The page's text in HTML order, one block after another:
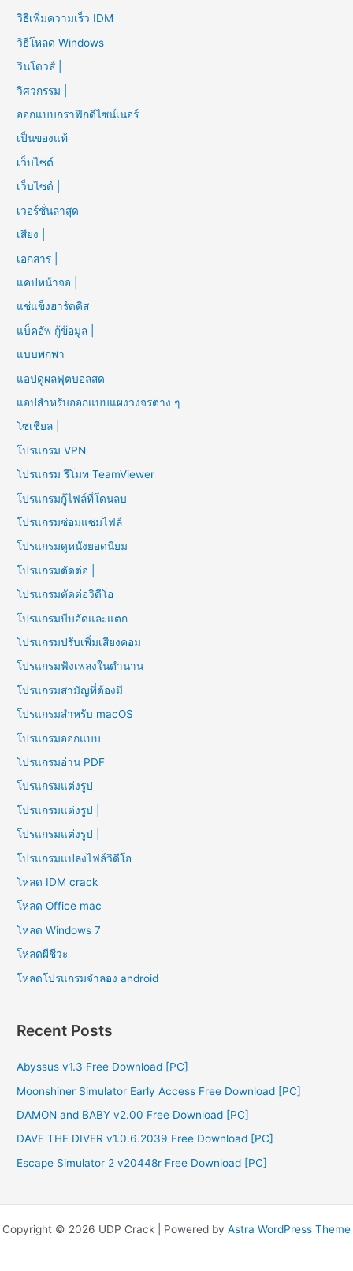
วิธีเพิ่มความเร็ว IDM
วิธีโหลด Windows
วินโดวส์ |
วิศวกรรม |
ออกแบบกราฟิกดีไซน์เนอร์
เป็นของแท้
เว็บไซต์
เว็บไซต์ |
เวอร์ชั่นล่าสุด
เสียง |
เอกสาร |
แคปหน้าจอ |
แช่แข็งฮาร์ดดิส
แบ็คอัพ กู้ข้อมูล |
แบบพกพา
แอปดูผลฟุตบอลสด
แอปสำหรับออกแบบแผงวงจรต่าง ๆ
โซเชียล |
โปรแกรม VPN
โปรแกรม รีโมท TeamViewer
โปรแกรมกู้ไฟล์ที่โดนลบ
โปรแกรมซ่อมแซมไฟล์
โปรแกรมดูหนังยอดนิยม
โปรแกรมตัดต่อ |
โปรแกรมตัดต่อวิดีโอ
โปรแกรมบีบอัดและแตก
โปรแกรมปรับเพิ่มเสียงคอม
โปรแกรมฟังเพลงในตำนาน
โปรแกรมสามัญที่ต้องมี
โปรแกรมสำหรับ macOS
โปรแกรมออกแบบ
โปรแกรมอ่าน PDF
โปรแกรมแต่งรูป
โปรแกรมแต่งรูป |
โปรแกรมแต่งรูป |
โปรแกรมแปลงไฟล์วิดีโอ
โหลด IDM crack
โหลด Office mac
โหลด Windows 7
โหลดผีชีวะ
โหลดโปรแกรมจําลอง android
Recent Posts
Abyssus v1.3 Free Download [PC]
Moonshiner Simulator Early Access Free Download [PC]
DAMON and BABY v2.00 Free Download [PC]
DAVE THE DIVER v1.0.6.2039 Free Download [PC]
Escape Simulator 2 v20448r Free Download [PC]
Copyright © 2026 UDP Crack | Powered by Astra WordPress Theme